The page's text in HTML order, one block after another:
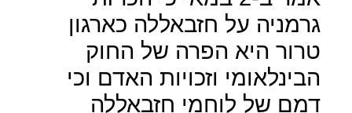
גרמניה על חזבאללה כארגון
טרור היא הפרה של החוק
הבינלאומי וזכויות האדם וכי
דמם של לוחמי חזבאללה